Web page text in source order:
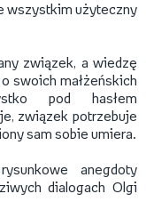
wszystkim użyteczny
związek, a wiedzę
swoich małżeńskich
pod hasłem
związek potrzebuje
sam sobie umiera.
anegdoty
dialogach Olgi